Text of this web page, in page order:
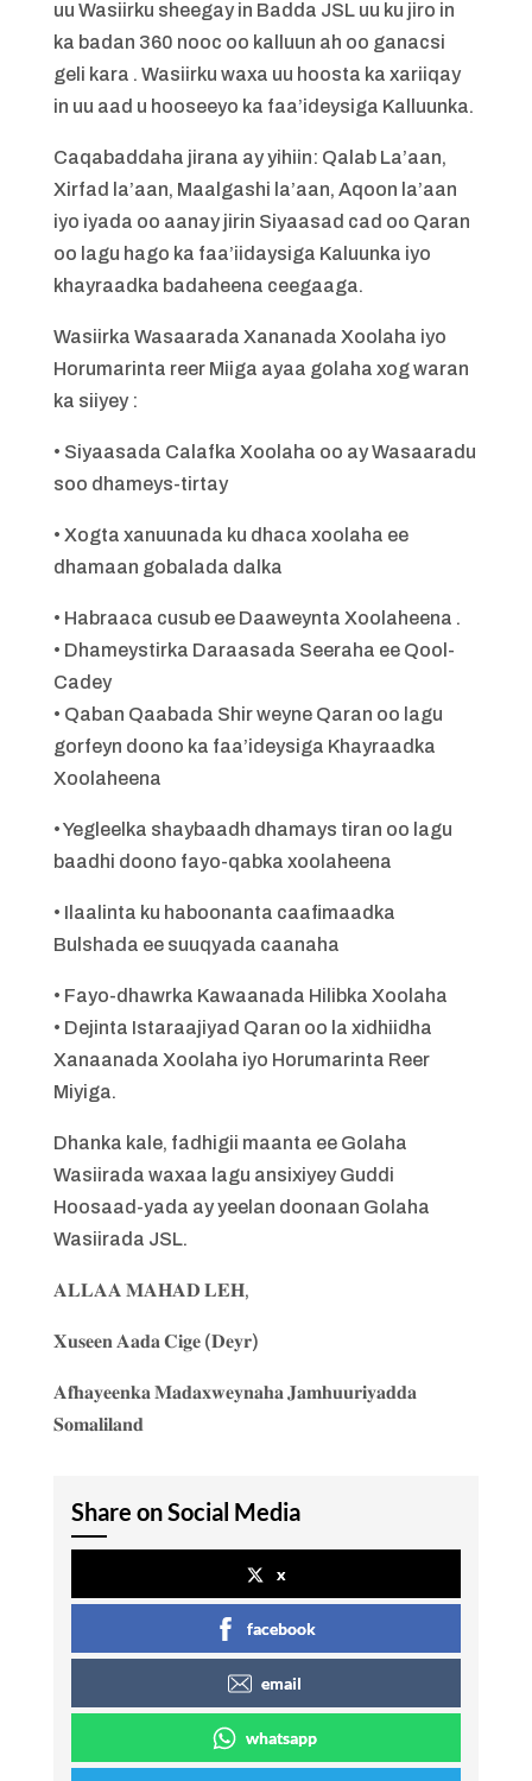
uu Wasiirku sheegay in Badda JSL uu ku jiro in
ka badan 360 nooc oo kalluun ah oo ganacsi
geli kara . Wasiirku waxa uu hoosta ka xariiqay
in uu aad u hooseeyo ka faa’ideysiga Kalluunka.
Caqabaddaha jirana ay yihiin: Qalab La’aan,
Xirfad la’aan, Maalgashi la’aan, Aqoon la’aan
iyo iyada oo aanay jirin Siyaasad cad oo Qaran
oo lagu hago ka faa’iidaysiga Kaluunka iyo
khayraadka badaheena ceegaaga.
Wasiirka Wasaarada Xananada Xoolaha iyo
Horumarinta reer Miiga ayaa golaha xog waran
ka siiyey :
• Siyaasada Calafka Xoolaha oo ay Wasaaradu
soo dhameys-tirtay
• Xogta xanuunada ku dhaca xoolaha ee
dhamaan gobalada dalka
• Habraaca cusub ee Daaweynta Xoolaheena .
• Dhameystirka Daraasada Seeraha ee Qool-
Cadey
• Qaban Qaabada Shir weyne Qaran oo lagu
gorfeyn doono ka faa’ideysiga Khayraadka
Xoolaheena
• Yegleelka shaybaadh dhamays tiran oo lagu
baadhi doono fayo-qabka xoolaheena
• Ilaalinta ku haboonanta caafimaadka
Bulshada ee suuqyada caanaha
• Fayo-dhawrka Kawaanada Hilibka Xoolaha
• Dejinta Istaraajiyad Qaran oo la xidhiidha
Xanaanada Xoolaha iyo Horumarinta Reer
Miyiga.
Dhanka kale, fadhigii maanta ee Golaha
Wasiirada waxaa lagu ansixiyey Guddi
Hoosaad-yada ay yeelan doonaan Golaha
Wasiirada JSL.
𝐀𝐋𝐋𝐀𝐀 𝐌𝐀𝐇𝐀𝐃 𝐋𝐄𝐇,
𝐗𝐮𝐬𝐞𝐞𝐧 𝐀𝐚𝐝𝐚 𝐂𝐢𝐠𝐞 (𝐃𝐞𝐲𝐫)
𝐀𝐟𝐡𝐚𝐲𝐞𝐞𝐧𝐤𝐚 𝐌𝐚𝐝𝐚𝐱𝐰𝐞𝐲𝐧𝐚𝐡𝐚 𝐉𝐚𝐦𝐡𝐮𝐮𝐫𝐢𝐲𝐚𝐝𝐝𝐚
𝐒𝐨𝐦𝐚𝐥𝐢𝐥𝐚𝐧𝐝
Share on Social Media
x
facebook
email
whatsapp